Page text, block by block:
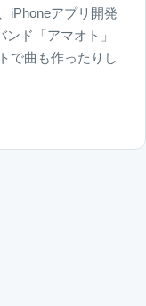
iPhoneアプリ開発
ド「アマオト」
で曲も作ったりし